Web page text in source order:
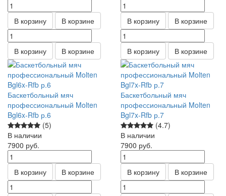
В корзину В корзине
В корзину В корзине
В корзину В корзине
В корзину В корзине
Баскетбольный мяч
профессиональный Molten
Bgl6x-Rfb р.6
(5)
В наличии
7900 руб.
В корзину В корзине
Баскетбольный мяч
профессиональный Molten
Bgl7x-Rfb р.7
(4.7)
В наличии
7900 руб.
В корзину В корзине